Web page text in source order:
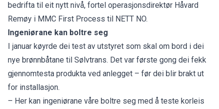
bedrifta til eit nytt nivå, fortel operasjonsdirektør Håvard
Remøy i MMC First Process til NETT NO.
Ingeniørane kan boltre seg
I januar køyrde dei test av utstyret som skal om bord i dei
nye brønnbåtane til Sølvtrans. Det var første gong dei fekk
gjennomtesta produkta ved anlegget – før dei blir brakt ut
for installasjon.
– Her kan ingeniørane våre boltre seg med å teste korleis